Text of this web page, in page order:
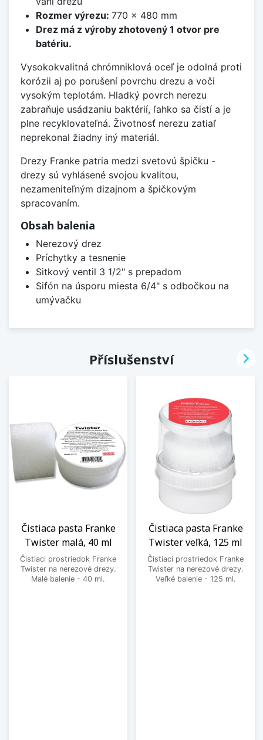
Rozmer výrezu: 770 x 480 mm
Drez má z výroby zhotovený 1 otvor pre
batériu.
Vysokokvalitná chrómniklová oceľ je odolná proti
korózii aj po porušení povrchu drezu a voči
vysokým teplotám. Hladký povrch nerezu
zabraňuje usádzaniu baktérií, ľahko sa čistí a je
plne recyklovateľná. Životnosť nerezu zatiaľ
neprekonal žiadny iný materiál.
Drezy Franke patria medzi svetovú špičku -
drezy sú vyhlásené svojou kvalitou,
nezameniteľným dizajnom a špičkovým
spracovaním.
Obsah balenia
Nerezový drez
Príchytky a tesnenie
Sitkový ventil 3 1/2" s prepadom
Sifón na úsporu miesta 6/4" s odbočkou na
umývačku
Příslušenství
Čistiaca pasta Franke
Twister malá, 40 ml
Čistiaci prostriedok Franke
Twister na nerezové drezy.
Malé balenie - 40 ml.
Čistiaca pasta Franke
Twister veľká, 125 ml
Čistiaci prostriedok Franke
Twister na nerezové drezy.
Veľké balenie - 125 ml.
